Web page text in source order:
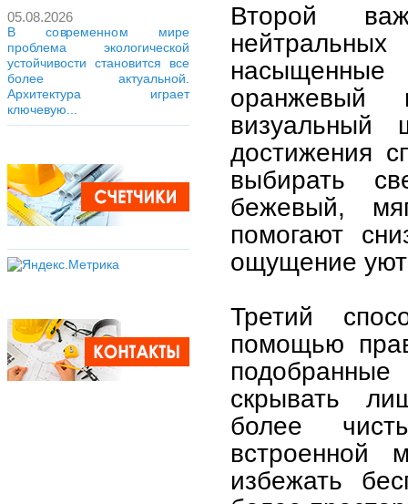
05.08.2026
В современном мире
проблема экологической
устойчивости становится все
более актуальной.
Архитектура играет
ключевую...
Второй
оранжевый
достижения
выбирать
бежевый,
помогают
ощущение
Третий
помощью
скрывать
более
встроенной
избежать